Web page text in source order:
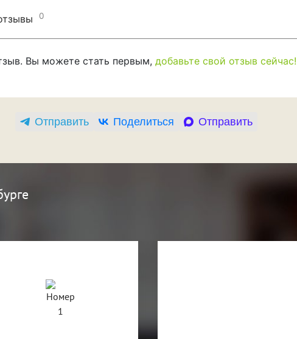
0
Вы можете стать первым, добавьте свой отзыв сейчас!
Отправить Поделиться Отправить